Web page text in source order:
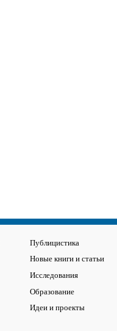
Публицистика
Новые книги и статьи
Исследования
Образование
Идеи и проекты